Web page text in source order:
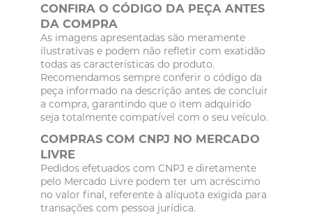
CONFIRA O CÓDIGO DA PEÇA ANTES
DA COMPRA
As imagens apresentadas são meramente
ilustrativas e podem não refletir com exatidão
todas as características do produto.
Recomendamos sempre conferir o código da
peça informado na descrição antes de concluir
a compra, garantindo que o item adquirido
seja totalmente compatível com o seu veículo.
COMPRAS COM CNPJ NO MERCADO
LIVRE
Pedidos efetuados com CNPJ e diretamente
pelo Mercado Livre podem ter um acréscimo
no valor final, referente à alíquota exigida para
transações com pessoa jurídica.